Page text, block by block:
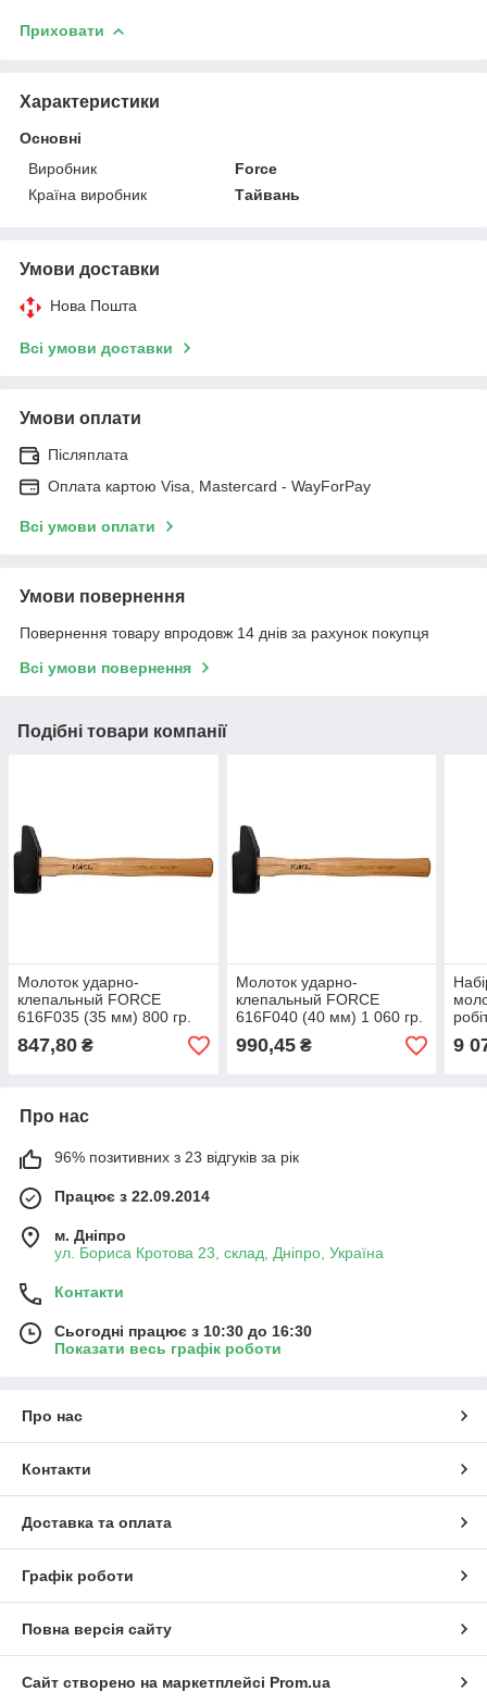
Приховати
Характеристики
Основні
Виробник
Force
Країна виробник
Тайвань
Умови доставки
Нова Пошта
Всі умови доставки
Умови оплати
Післяплата
Оплата картою Visa, Mastercard - WayForPay
Всі умови оплати
Умови повернення
Повернення товару впродовж 14 днів за рахунок покупця
Всі умови повернення
Подібні товари компанії
Молоток ударно-
клепальный FORCE
616F035 (35 мм) 800 гр.
847,80 ₴
Молоток ударно-
клепальный FORCE
616F040 (40 мм) 1 060 гр.
990,45₴ 9
Про нас
96% позитивних з 23 відгуків за рік
Працює з 22.09.2014
м. Дніпро
ул. Бориса Кротова 23, склад, Дніпро, Україна
Контакти
Сьогодні працює з 10:30 до 16:30
Показати весь графік роботи
Про нас
Контакти
Доставка та оплата
Графік роботи
Повна версія сайту
Сайт створено на маркетплейсі Prom.ua